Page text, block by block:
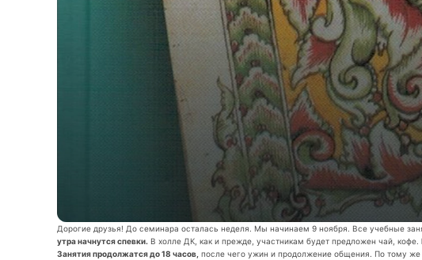
Дорогие друзья! До семинара осталась неделя. Мы начинаем 9 ноября. Все учебные
утра начнутся спевки. В холле ДК, как и прежде, участникам будет предложен чай, кофе.
Занятия продолжатся до 18 часов, после чего ужин и продолжение общения. По тому же